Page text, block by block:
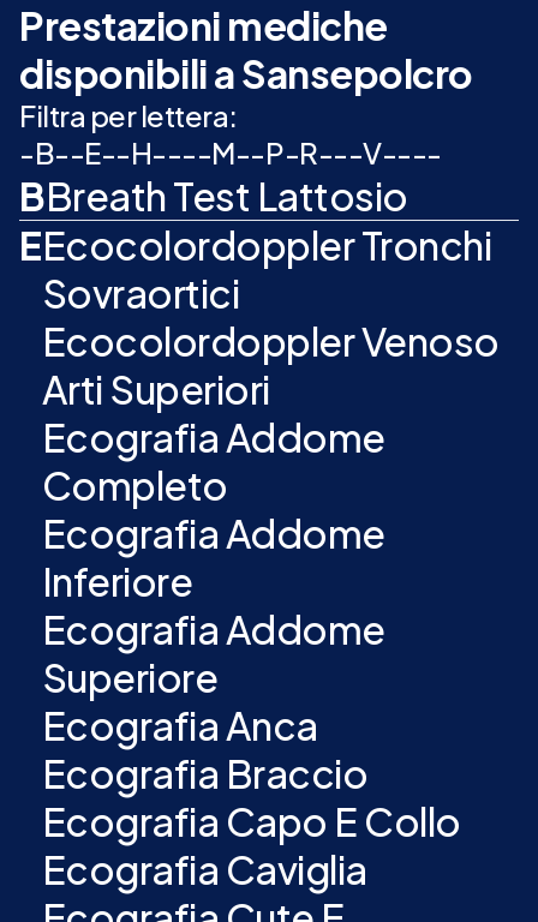
Prestazioni mediche
disponibili a Sansepolcro
Filtra per lettera:
-B--E--H----M--P-R---V----
BBreath Test Lattosio
EEcocolordoppler Tronchi
Sovraortici
Ecocolordoppler Venoso
Arti Superiori
Ecografia Addome
Completo
Ecografia Addome
Inferiore
Ecografia Addome
Superiore
Ecografia Anca
Ecografia Braccio
Ecografia Capo E Collo
Ecografia Caviglia